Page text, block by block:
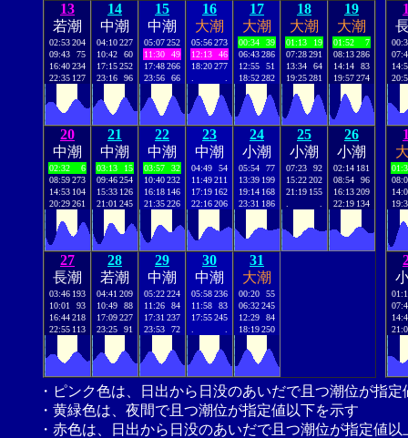
13
若潮
02:53204
09:43
75
16:40234
22:35 127
14
中潮
04:10227
10:42
60
17:15252
23:16
96
15
中潮
05:07252
11:30
49
17:48266
23:56
66
16
大潮
05:56273
12:13
46
18:20277
17
大潮
00:34
39
06:43286
12:55
51
18:52282
18
大潮
01:13
19
07:28291
13:34
64
19:25281
19
大潮
01:52
7
08:13286
14:14
83
19:57274
20
中潮
02:32
6
08:59273
14:53 104
20:29261
21
中潮
03:13
15
09:46254
15:33 126
21:01 245
22
中潮
03:57
32
10:40232
16:18 146
21:35226
23
中潮
04:49
54
11:49211
17:19 162
22:16206
24
小潮
05:54
77
13:39 199
19:14 168
23:31 186
25
小潮
07:23
92
15:22202
21:19 155
26
小潮
02:14 181
08:54
96
16:13209
22:19 134
27
長潮
03:46 193
10:01
93
16:44218
22:55 113
28
若潮
04:41 209
10:49
88
17:09227
23:25
91
29
中潮
05:22224
11:26
84
17:31 237
23:53
72
30
中潮
05:58236
11:58
83
17:55245
31
大潮
00:20
55
06:32245
12:29
84
18:19250
・ピンク色は、日出から日没のあいだで且つ潮位が指
・黄緑色は、夜間で且つ潮位が指定値以下を示す
・赤色は、日出から日没のあいだで且つ潮位が指定値以